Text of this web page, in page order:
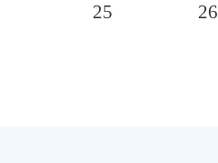
25 26